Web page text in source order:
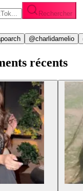
Rechercher
@charlidamelio
récents